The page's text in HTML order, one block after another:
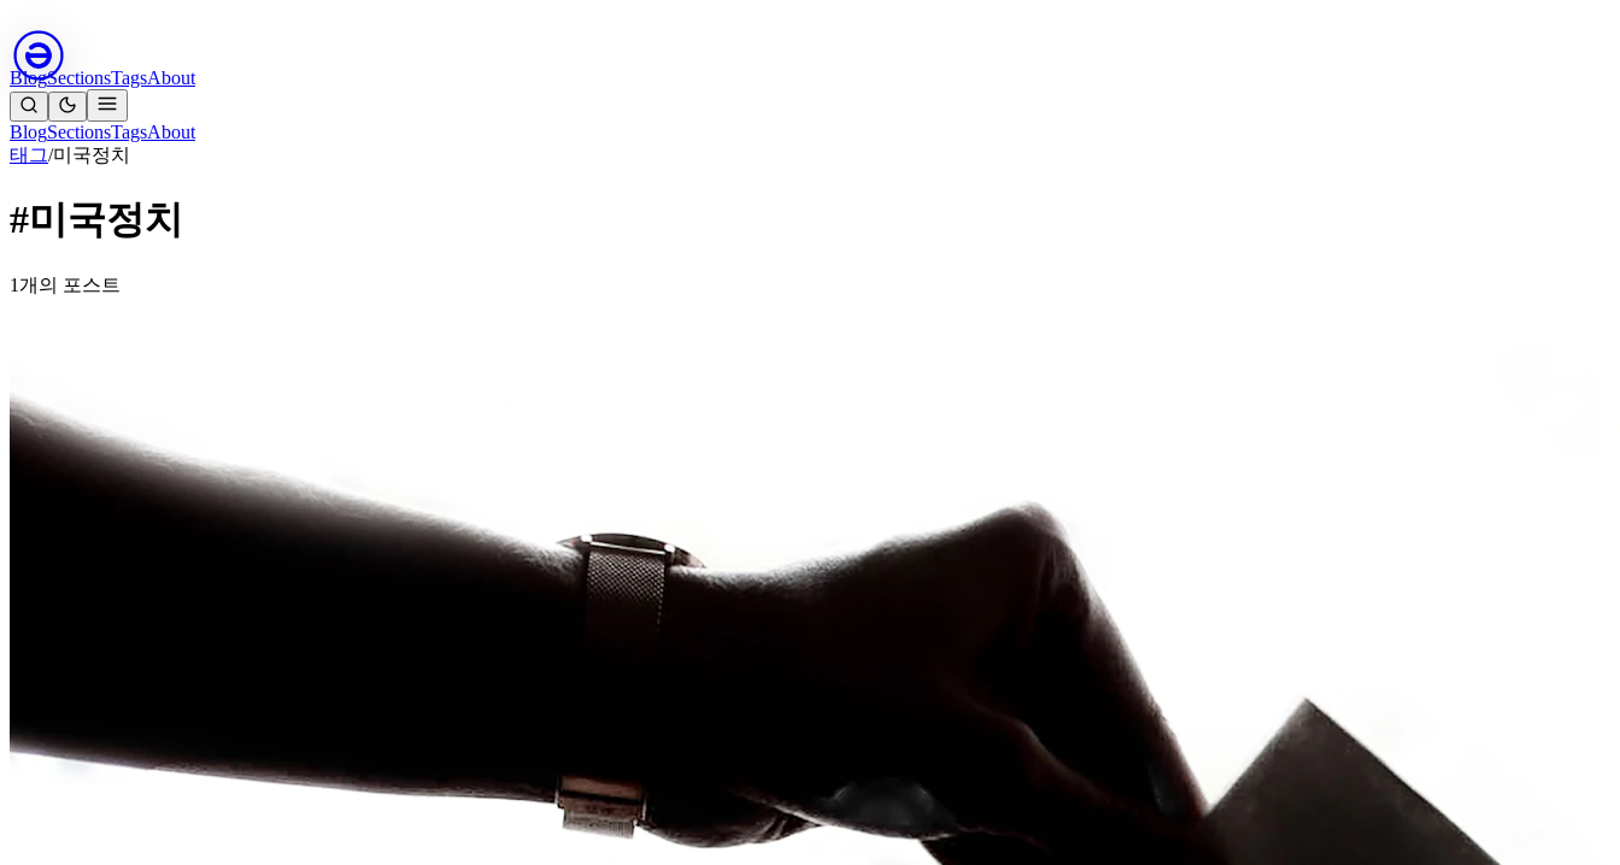
BlogSectionsTagsAbout
BlogSectionsTagsAbout
태그/미국정치
#미국정치
1개의 포스트